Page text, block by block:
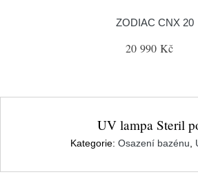
ZODIAC CNX 20
20 990 Kč
UV lampa Steril
Kategorie: Osazení bazénu